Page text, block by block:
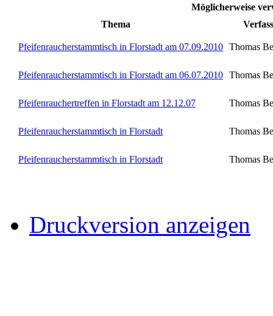
Möglicherweise
Thema
Pfeifenraucherstammtisch in Florstadt am 07.09.2010 Thomas
Pfeifenraucherstammtisch in Florstadt am 06.07.2010 Thomas
Pfeifenrauchertreffen in Florstadt am 12.12.07 Thomas
Pfeifenraucherstammtisch in Florstadt Thomas
Pfeifenraucherstammtisch in Florstadt Thomas
Druckversion anzeigen